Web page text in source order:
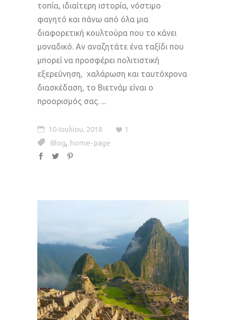
τοπία, ιδιαίτερη ιστορία, νόστιμο
φαγητό και πάνω από όλα μια
διαφορετική κουλτούρα που το κάνει
μοναδικό. Αν αναζητάτε ένα ταξίδι που
μπορεί να προσφέρει πολιτιστική
εξερεύνηση, χαλάρωση και ταυτόχρονα
διασκέδαση, το Βιετνάμ είναι ο
προορισμός σας.
10 Ιουλίου, 2018
1
Blog, home-page